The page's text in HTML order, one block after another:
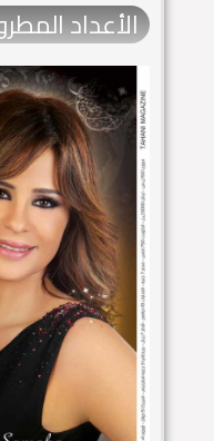
الأعداد المطروحة​